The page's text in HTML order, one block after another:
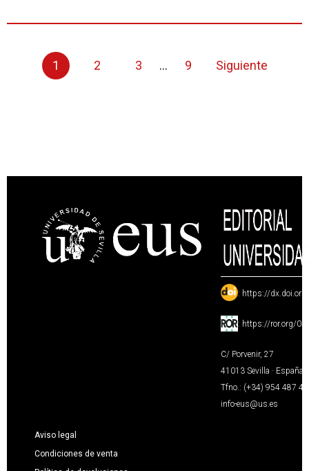
1 2 3 ... 9 Siguiente
: https://
: https://ror.org/
C/ Porvenir, 27
41013 Sevilla · España
Tfno.: (+34) 954 487
info-eus@us.es
Aviso legal
Condiciones de venta